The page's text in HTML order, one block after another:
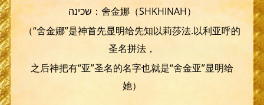
שכינה：舍金娜（SHKHINAH）
（“舍金娜”是神首先显明给先知以莉莎法.以利亚呼的
圣名拼法，
之后神把有“亚”圣名的名字也就是“舍金亚”显明给
她）